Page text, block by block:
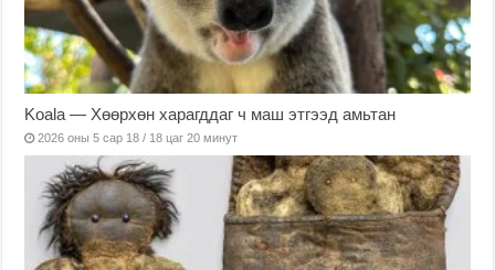
Koala — Хөөрхөн харагддаг ч маш этгээд амьтан
2026 оны 5 сар 18 / 18 цаг 20 минут